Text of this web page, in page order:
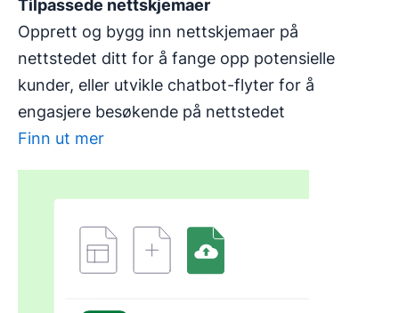
Tilpassede nettskjemaer
Opprett og bygg inn nettskjemaer på
nettstedet ditt for å fange opp potensielle
kunder, eller utvikle chatbot-flyter for å
engasjere besøkende på nettstedet
Finn ut mer